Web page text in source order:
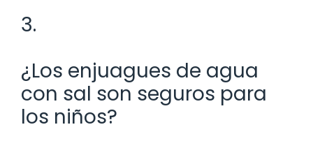
3.
¿Los enjuagues de agua
con sal son seguros para
los niños?